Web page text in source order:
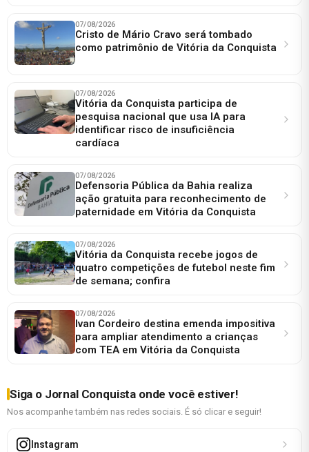
07/08/2026
Cristo de Mário Cravo será tombado
como patrimônio de Vitória da Conquista
07/08/2026
Vitória da Conquista participa de
pesquisa nacional que usa IA para
identificar risco de insuficiência
cardíaca
07/08/2026
Defensoria Pública da Bahia realiza
ação gratuita para reconhecimento de
paternidade em Vitória da Conquista
07/08/2026
Vitória da Conquista recebe jogos de
quatro competições de futebol neste fim
de semana; confira
07/08/2026
Ivan Cordeiro destina emenda impositiva
para ampliar atendimento a crianças
com TEA em Vitória da Conquista
Siga o Jornal Conquista onde você estiver!
Nos acompanhe também nas redes sociais. É só clicar e seguir!
Instagram